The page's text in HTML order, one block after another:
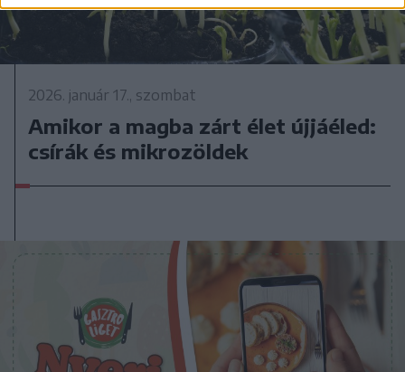
2026. január 17., szombat
Amikor a magba zárt élet újjáéled:
csírák és mikrozöldek